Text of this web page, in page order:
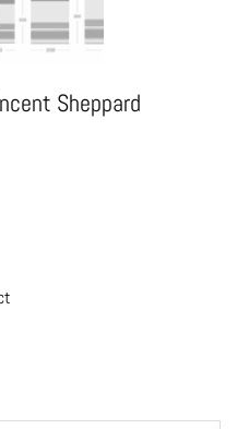
Sheppard